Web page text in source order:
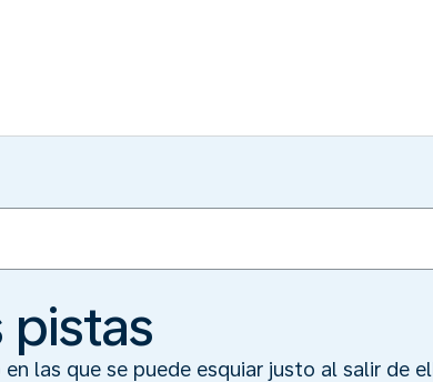
pistas
las que se puede esquiar justo al salir de